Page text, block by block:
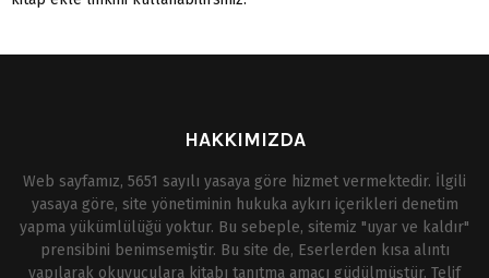
HAKKIMIZDA
Web sayfamız, 5651 sayılı yasaya göre hizmet vermektedir. İlgili
yasaya göre, site yönetiminin hukuka aykırı içerikleri denetim
yapma yükümlülüğü yoktur. Bu sebeple, sitemiz "uyar ve kaldır"
prensibini benimsemiştir. Bu site de, Eserlerden kısa alıntı
yapılarak okuyuculara kitabı tanıtma amacı güdülmüştür. Telif